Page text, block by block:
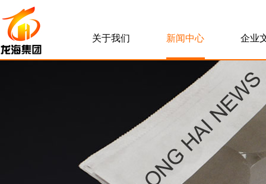
关于我们 新闻中心 企业